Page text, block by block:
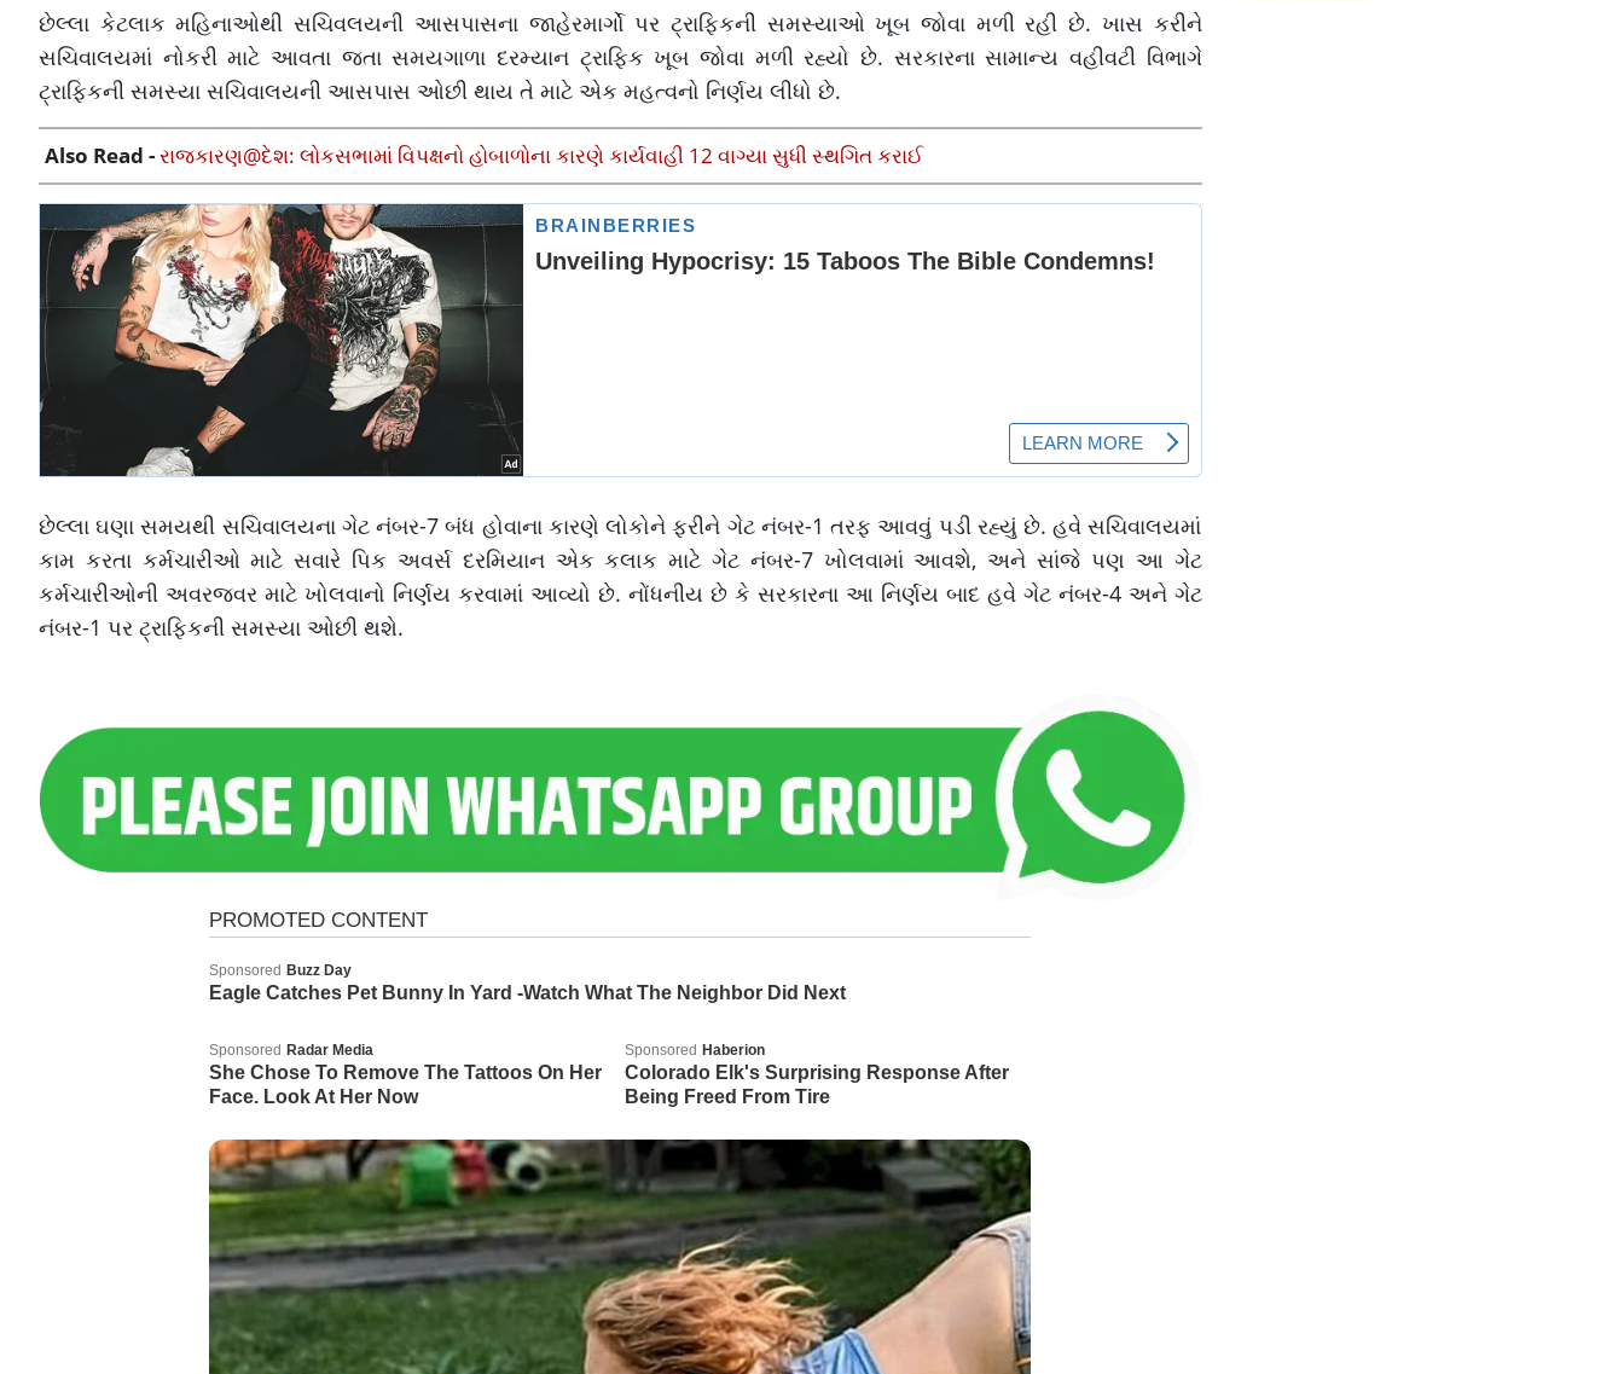
છેલ્લા કેટલાક મહિનાઓથી સચિવલયની આસપાસના જાહેરમાર્ગો પર ટ્રાફિકની સમસ્યાઓ ખૂબ જોવા મળી રહી છે. ખાસ કરીને
સચિવાલયમાં નોકરી માટે આવતા જતા સમયગાળા દરમ્યાન ટ્રાફિક ખૂબ જોવા મળી રહ્યો છે. સરકારના સામાન્ય વહીવટી વિભાગે
ટ્રાફિકની સમસ્યા સચિવાલયની આસપાસ ઓછી થાય તે માટે એક મહત્વનો નિર્ણય લીધો છે.
Also Read -રાજકારણ@દેશ: લોકસભામાં વિપક્ષનો હોબાળોના કારણે કાર્યવાહી 12 વાગ્યા સુધી સ્થગિત કરાઈ
છેલ્લા ઘણા સમયથી સચિવાલયના ગેટ નંબર-7 બંધ હોવાના કારણે લોકોને ફરીને ગેટ નંબર-1 તરફ આવવું પડી રહ્યું છે. હવે સચિવાલયમાં
કામ કરતા કર્મચારીઓ માટે સવારે પિક અવર્સ દરમિયાન એક કલાક માટે ગેટ નંબર-7 ખોલવામાં આવશે, અને સાંજે પણ આ ગેટ
કર્મચારીઓની અવરજવર માટે ખોલવાનો નિર્ણય કરવામાં આવ્યો છે. નોંધનીય છે કે સરકારના આ નિર્ણય બાદ હવે ગેટ નંબર-4 અને ગેટ
નંબર-1 પર ટ્રાફિકની સમસ્યા ઓછી થશે.